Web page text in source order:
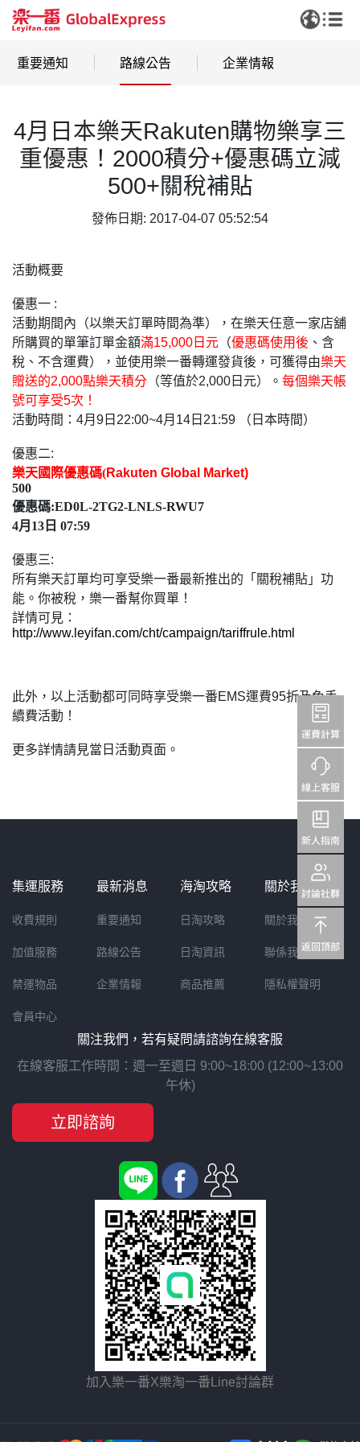
重要通知 路線公告 企業情報
4月日本樂天Rakuten購物樂享三
重優惠！2000積分+優惠碼立減
500+關稅補貼
發佈日期: 2017-04-07 05:52:54
活動概要
優惠一 :
活動期間內（以樂天訂單時間為準），在樂天任意一家店舖
所購買的單筆訂單金額滿15,000日元 （優惠碼使用後 、含
稅、不含運費），並使用樂一番轉運發貨後，可獲得由樂天
贈送的2,000點樂天積分 （等值於2,000日元）。 每個樂天帳
號可享受5次！
活動時間：4月9 日22:00~4月14日21:59 （日本時間）
優惠二:
樂天國際優惠碼(Rakuten Global Market)
500
優惠碼:ED0L-2TG2-LNLS-RWU7
4月13日 07:59
優惠三:
所有樂天訂單均可享受樂一番最新推出的「關稅補貼」功
能。你被稅，樂一番幫你買單！
詳情可見：
http://www.leyifan.com/cht/campaign/tariffrule.html
此外，以上活動都可同時享受樂一番EMS運費95折及免手
續費活動！
更多詳情請見當日活動頁面。
集運服務
收費規則
加值服務
禁運物品
會員中心
最新消息
重要通知
路線公告
企業情報
海淘攻略
日淘攻略
日淘資訊
商品推薦
關於我們
關於我們
聯係我們
隱私權聲明
關注我們，若有疑問請諮詢在線客服
在線客服工作時間：週一至週日 9:00~18:00 (12:00~13:00
午休)
立即諮詢
加入樂一番X樂淘一番Line討論群